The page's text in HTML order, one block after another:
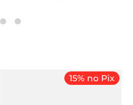
15% no Pix